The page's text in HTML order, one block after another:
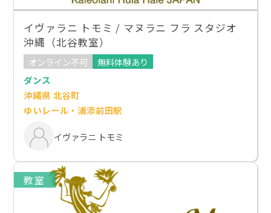
イヴァラニ トモミ / マヌラニ フラ スタジオ
沖縄（北谷教室）
オンライン不可
無料体験あり
ダンス
沖縄県 北谷町
ゆいレール・浦添前田駅
イヴァラニ トモミ
教室